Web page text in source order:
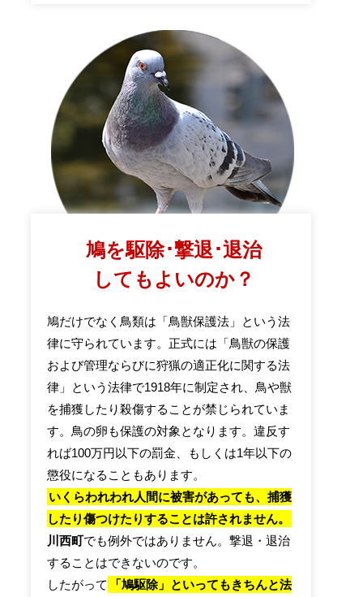
鳩を駆除･撃退･退治
してもよいのか？
鳩だけでなく鳥類は「鳥獣保護法」という法
律に守られています。正式には「鳥獣の保護
および管理ならびに狩猟の適正化に関する法
律」という法律で1918年に制定され、鳥や獣
を捕獲したり殺傷することが禁じられていま
す。鳥の卵も保護の対象となります。違反す
れば100万円以下の罰金、もしくは1年以下の
懲役になることもあります。
いくらわれわれ人間に被害があっても、捕獲
したり傷つけたりすることは許されません。
川西町でも例外ではありません。撃退・退治
することはできないのです。
したがって
「鳩駆除」といってもきちんと法